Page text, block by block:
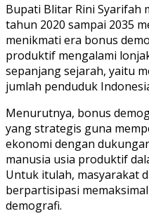
Bupati Blitar Rini Syarifah
tahun 2020 sampai 2035
menikmati era bonus
produktif mengalami
sepanjang sejarah, yaitu
jumlah penduduk
Menurutnya, bonus
yang strategis guna
ekonomi dengan
manusia usia produktif
Untuk itulah, masyarakat
berpartisipasi
demografi.